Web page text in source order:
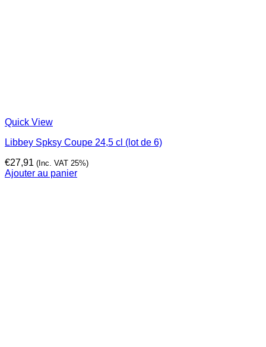
Quick View
Libbey Spksy Coupe 24,5 cl (lot de 6)
€27,91 (Inc. VAT 25%)
Ajouter au panier